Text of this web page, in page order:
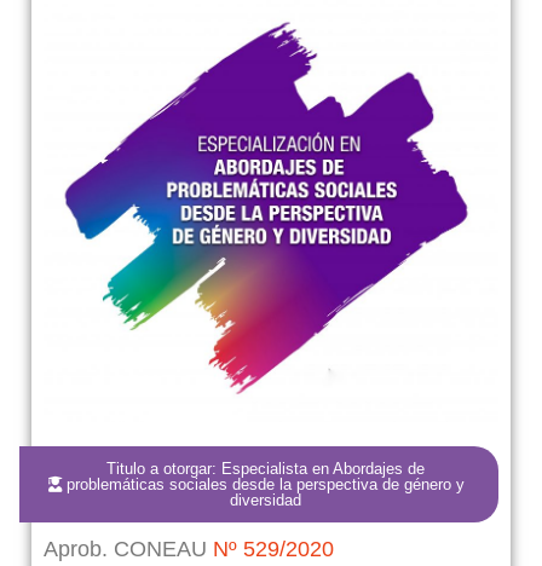
Titulo a otorgar: Especialista en Abordajes de
problemáticas sociales desde la perspectiva de género y
diversidad
Aprob. CONEAU Nº 529/2020